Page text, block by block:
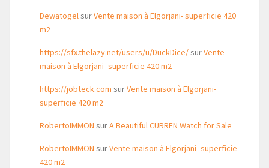
DewatogelsurVente maison à Elgorjani- superficie 420
m2
https://sfx.thelazy.net/users/u/DuckDice/surVente
maison à Elgorjani- superficie 420 m2
https://jobteck.com surVente maison à Elgorjani-
superficie 420 m2
RobertoIMMON surA Beautiful CURREN Watch for Sale
RobertoIMMON surVente maison à Elgorjani- superficie
420 m2